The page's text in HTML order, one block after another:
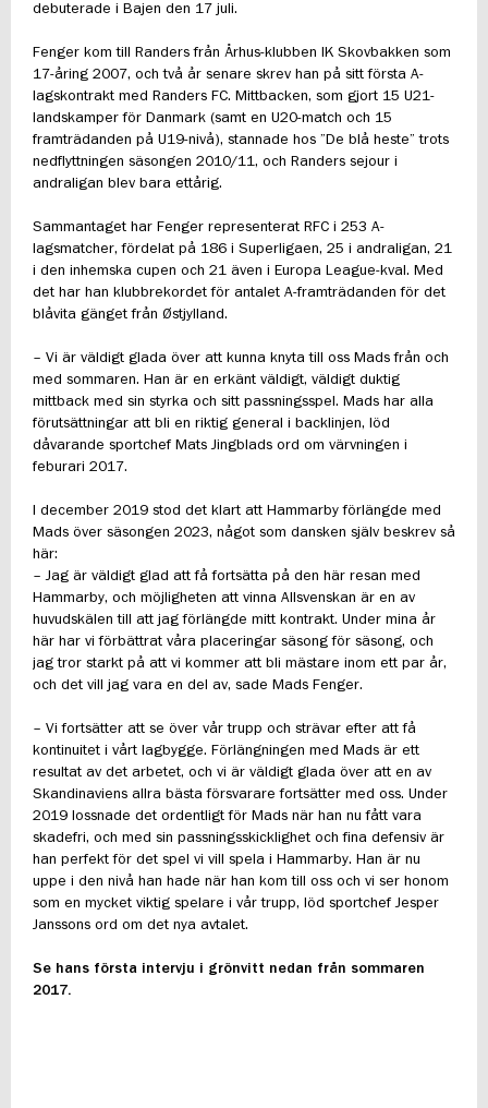
debuterade i Bajen den 17 juli.
Fenger kom till Randers från Århus-klubben IK Skovbakken som
17-åring 2007, och två år senare skrev han på sitt första A-
lagskontrakt med Randers FC. Mittbacken, som gjort 15 U21-
landskamper för Danmark (samt en U20-match och 15
framträdanden på U19-nivå), stannade hos ”De blå heste” trots
nedflyttningen säsongen 2010/11, och Randers sejour i
andraligan blev bara ettårig.
Sammantaget har Fenger representerat RFC i 253 A-
lagsmatcher, fördelat på 186 i Superligaen, 25 i andraligan, 21
i den inhemska cupen och 21 även i Europa League-kval. Med
det har han klubbrekordet för antalet A-framträdanden för det
blåvita gänget från Østjylland.
– Vi är väldigt glada över att kunna knyta till oss Mads från och
med sommaren. Han är en erkänt väldigt, väldigt duktig
mittback med sin styrka och sitt passningsspel. Mads har alla
förutsättningar att bli en riktig general i backlinjen, löd
dåvarande sportchef Mats Jingblads ord om värvningen i
feburari 2017.
I december 2019 stod det klart att Hammarby förlängde med
Mads över säsongen 2023, något som dansken själv beskrev så
här:
– Jag är väldigt glad att få fortsätta på den här resan med
Hammarby, och möjligheten att vinna Allsvenskan är en av
huvudskälen till att jag förlängde mitt kontrakt. Under mina år
här har vi förbättrat våra placeringar säsong för säsong, och
jag tror starkt på att vi kommer att bli mästare inom ett par år,
och det vill jag vara en del av, sade Mads Fenger.
– Vi fortsätter att se över vår trupp och strävar efter att få
kontinuitet i vårt lagbygge. Förlängningen med Mads är ett
resultat av det arbetet, och vi är väldigt glada över att en av
Skandinaviens allra bästa försvarare fortsätter med oss. Under
2019 lossnade det ordentligt för Mads när han nu fått vara
skadefri, och med sin passningsskicklighet och fina defensiv är
han perfekt för det spel vi vill spela i Hammarby. Han är nu
uppe i den nivå han hade när han kom till oss och vi ser honom
som en mycket viktig spelare i vår trupp, löd sportchef Jesper
Janssons ord om det nya avtalet.
Se hans första intervju i grönvitt nedan från sommaren
2017.